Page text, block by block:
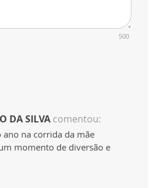
500
DA SILVA comentou:
ano na corrida da mãe
momento de diversão e